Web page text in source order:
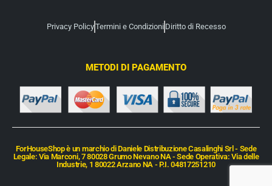
Privacy PolicyTermini e Condizioni Diritto di Recesso
METODI DI PAGAMENTO
ForHouseShop è un marchio di Daniele Distribuzione Casalinghi Srl - Sede
Legale: Via Marconi, 7 80028 Grumo Nevano NA - Sede Operativa: Via delle
Industrie, 1 80022 Arzano NA - P.I. 04817251210